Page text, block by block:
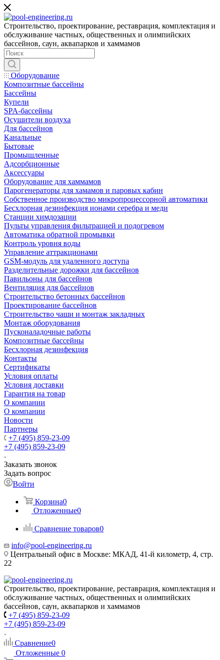
Строительство, проектирование, реставрация, комплектация и
обслуживание частных, общественных и олимпийских
бассейнов, саун, аквапарков и хаммамов
Оборудование
Композитные бассейны
Бассейны
Купели
SPA-бассейны
Осушители воздуха
Для бассейнов
Канальные
Бытовые
Промышленные
Адсорбционные
Аксессуары
Оборудование для хаммамов
Парогенераторы для хамамов и паровых кабин
Собственное производство микропроцессорной автоматики
Беcхлорная дезинфекция ионами серебра и меди
Станции химдозации
Пульты управления фильтрацией и подогревом
Автоматика обратной промывки
Контроль уровня воды
Управление аттракционами
GSM-модуль для удаленного доступа
Разделительные дорожки для бассейнов
Павильоны для бассейнов
Вентиляция для бассейнов
Строительство бетонных бассейнов
Проектирование бассейнов
Строительство чаши и монтаж закладных
Монтаж оборудования
Пусконаладочные работы
Композитные бассейны
Бесхлорная дезинфекция
Контакты
Сертификаты
Условия оплаты
Условия доставки
Гарантия на товар
О компании
О компании
Новости
Партнеры
+7 (495) 859-23-09
+7 (495) 859-23-09
Заказать звонок
Задать вопрос
Войти
Корзина0
Отложенные0
Сравнение товаров0
info@pool-engineering.ru
Центральный офис в Москве: МКАД, 41-й километр, 4, стр.
22
Строительство, проектирование, реставрация, комплектация и
обслуживание частных, общественных и олимпийских
бассейнов, саун, аквапарков и хаммамов
+7 (495) 859-23-09
+7 (495) 859-23-09
Сравнение0
Отложенные 0